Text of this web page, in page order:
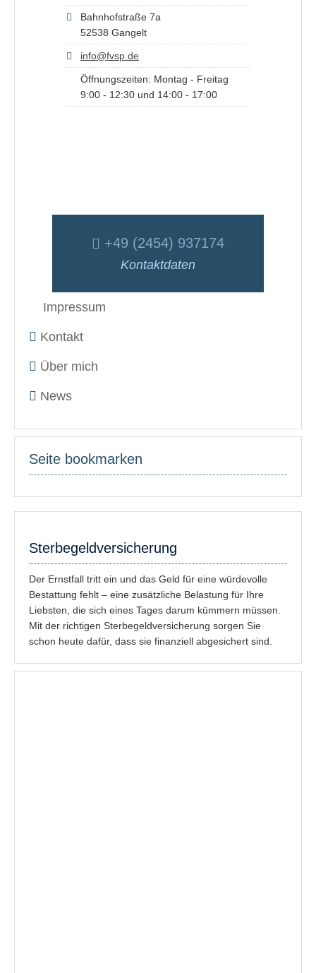
Bahnhofstraße 7a
52538 Gangelt
info@fvsp.de
Öffnungszeiten: Montag - Freitag
9:00 - 12:30 und 14:00 - 17:00
+49 (2454) 937174
Kontaktdaten
Impressum
Kontakt
Über mich
News
Seite bookmarken
Sterbegeldversicherung
Der Ernstfall tritt ein und das Geld für eine würdevolle
Bestattung fehlt – eine zusätzliche Belastung für Ihre
Liebsten, die sich eines Tages darum kümmern müssen.
Mit der richtigen Sterbegeldversicherung sorgen Sie
schon heute dafür, dass sie finanziell abgesichert sind.